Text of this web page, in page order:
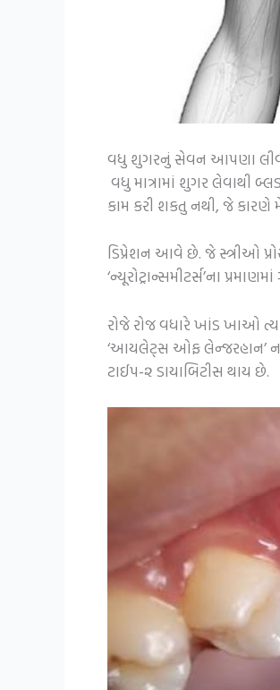
વધુ શુગરનું સેવન આપણા
વધુ માત્રામાં શુગર લેવાથી
કામ કરી શકતુ નથી, જે
ડિપ્રેશન આવે છે. જે સ્ત્રીઓ
‘ન્યૂરોટ્રાન્સમીટર્સ’ના
રોજે રોજ વધારે ખાંડ ખાઓ
‘આયલેટ્સ ઓફ લેન્જરહાન’
ટાઈપ-૨ ડાયાબિટીસ થાય છે.